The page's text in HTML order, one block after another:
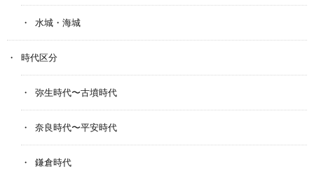
水城・海城
時代区分
弥生時代〜古墳時代
奈良時代〜平安時代
鎌倉時代